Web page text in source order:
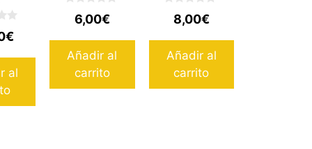
€
al
5
6,00€
Añadir al
carrito
5
8,00€
Añadir al
carrito